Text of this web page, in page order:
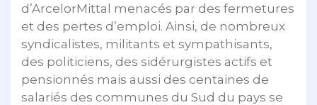
d’ArcelorMittal menacés par des fermetures
et des pertes d’emploi. Ainsi, de nombreux
syndicalistes, militants et sympathisants,
des politiciens, des sidérurgistes actifs et
pensionnés mais aussi des centaines de
salariés des communes du Sud du pays se